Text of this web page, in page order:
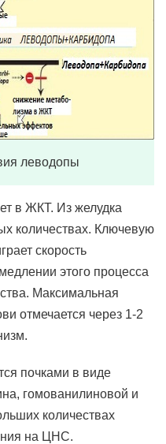
леводопы
в ЖКТ. Из желудка
количествах. Ключевую
скорость
этого процесса
Максимальная
отмечается через 1-2
почками в виде
гомованилиновой и
количествах
на ЦНС.